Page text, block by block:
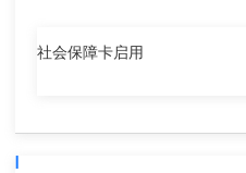
社会保障卡启用